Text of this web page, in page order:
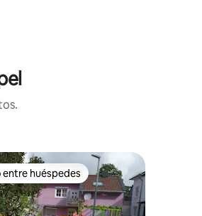
huéspedes preferido
entre huéspedes